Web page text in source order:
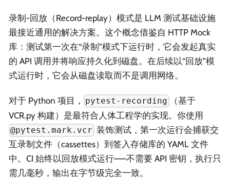
录制-回放（Record-replay）模式是 LLM 测试基础设施
最接近通用的解决方案。这个概念借鉴自 HTTP Mock
库：测试第一次在“录制”模式下运行时，它会发起真实
的 API 调用并将响应持久化到磁盘。在后续以“回放”模
式运行时，它会从磁盘读取而不是调用网络。
对于 Python 项目， pytest-recording
（基于
VCR.py 构建）是最符合人体工程学的实现。你使用
@pytest.mark.vcr 装饰测试，第一次运行会捕获交
互录制文件（cassettes）到签入存储库的 YAML 文件
中。CI 始终以回放模式运行——不需要 API 密钥，执行只
需几毫秒，输出在字节级完全一致。